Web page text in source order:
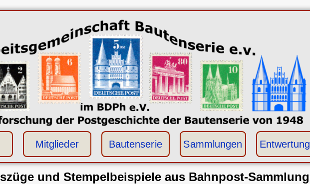
Mitglieder Bautenserie Sammlungen
und Stempelbeispiele aus Bahnpost-